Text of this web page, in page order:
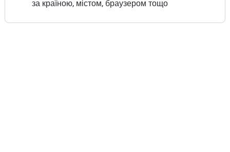
за країною, містом, браузером тощо